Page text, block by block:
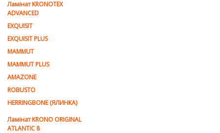
Ламінат KRONOTEX
ADVANCED
EXQUISIT
EXQUISIT PLUS
MAMMUT
MAMMUT PLUS
AMAZONE
ROBUSTO
HERRINGBONE (ЯЛИНКА)
Ламiнат KRONO ORIGINAL
ATLANTIC 8